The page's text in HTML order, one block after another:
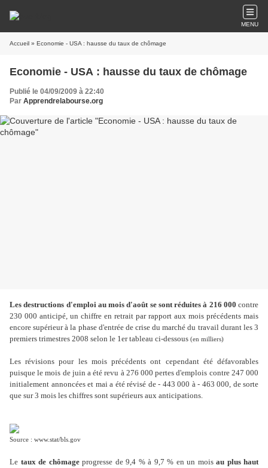
MENU
Accueil » Economie - USA : hausse du taux de chômage
Economie - USA : hausse du taux de chômage
Publié le 04/09/2009 à 22:40
Par Apprendrelabourse.org
Les destructions d'emploi au mois d'août se sont réduites à 216 000 contre
230 000 anticipé, un chiffre en retrait par rapport aux mois précédents mais
encore supérieur à la phase d'entrée de crise du marché du travail durant les 3
premiers trimestres 2008 selon le 1er tableau ci-dessous (en milliers)
Les révisions pour les mois précédents ont cependant été défavorables
puisque le mois de juin a été revu à 276 000 pertes d'emplois contre 247 000
initialement annoncées et mai a été révisé de - 443 000 à - 463 000, de sorte
que sur 3 mois les chiffres sont supérieurs aux anticipations.
Source : www.stat/bls.gov
Le taux de chômageprogresse de 9,4 % à 9,7 % en un mois au plus haut